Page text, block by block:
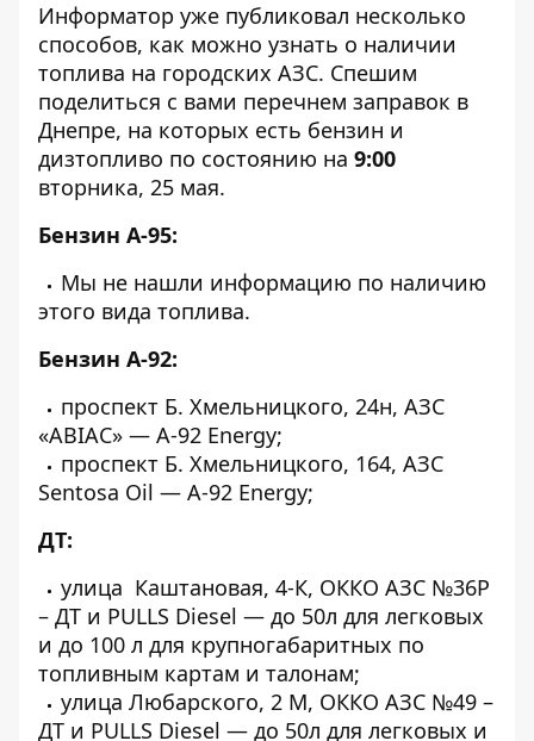
Информатор уже публиковал несколько
способов, как можно узнать о наличии
топлива на городских АЗС. Спешим
поделиться с вами перечнем заправок в
Днепре, на которых есть бензин и
дизтопливо по состоянию на 9:00
вторника, 25 мая.
Бензин А-95:
Мы не нашли информацию по наличию
этого вида топлива.
Бензин А-92:
проспект Б. Хмельницкого, 24н, АЗС
«АВІАС» — А-92 Energy;
проспект Б. Хмельницкого, 164, АЗС
Sentosa Oil — А-92 Energy;
ДТ:
улица Каштановая, 4-К, ОККО АЗС №36Р
– ДТ и PULLS Diesel — до 50л для легковых
и до 100 л для крупногабаритных по
топливным картам и талонам;
улица Любарского, 2 М, ОККО АЗС №49 –
ДТ и PULLS Diesel — до 50л для легковых и